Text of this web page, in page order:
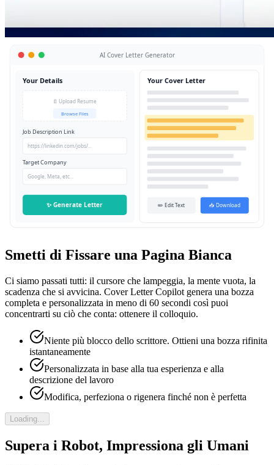
AI Cover Letter Generator
Your Details
📄 Upload Resume
Browse Files
Job Description Link
https://linkedin.com/jobs/...
Target Company
Google, Meta, etc...
✨ Generate Letter
Your Cover Letter
✏️ Edit Text 📥 Download
Smetti di Fissare una Pagina Bianca
Ci siamo passati tutti: il cursore che lampeggia, la mente vuota, la
scadenza che si avvicina. Cover Letter Copilot genera una bozza
completa e personalizzata in meno di 60 secondi così puoi
concentrarti su ciò che conta: ottenere il colloquio.
Niente più blocco dello scrittore. Ottieni una bozza rifinita
istantaneamente
Personalizzata in base alla tua esperienza e alla
descrizione del lavoro
Modifica, perfeziona o rigenera finché non è perfetta
Loading...
Supera i Robot, Impressiona gli Umani